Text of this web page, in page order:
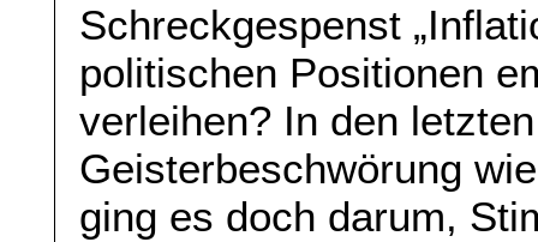
Schreckgespenst
politischen Positionen
verleihen? In den
Geisterbeschwörung
ging es doch darum,